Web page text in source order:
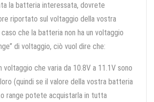
la batteria interessata, dovrete
riportato sul voltaggio della vostra
che la batteria non ha un voltaggio
di voltaggio, ciò vuol dire che:
voltaggio che varia da 10.8V a 11.1V sono
(quindi se il valore della vostra batteria
range potete acquistarla in tutta